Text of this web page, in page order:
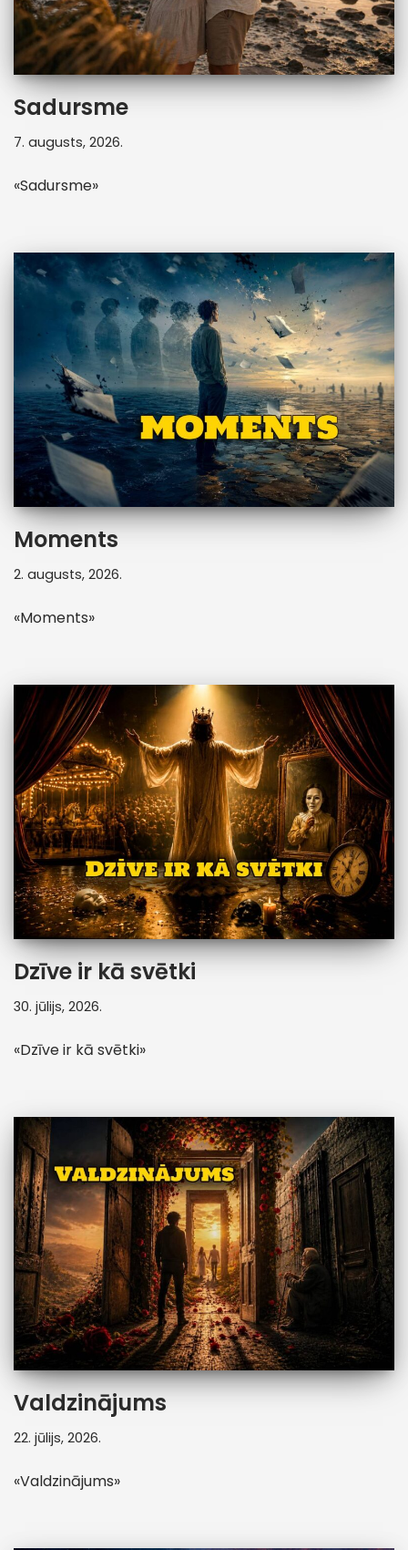
Sadursme
7. augusts, 2026.
«Sadursme»
Moments
2. augusts, 2026.
«Moments»
Dzīve ir kā svētki
30. jūlijs, 2026.
«Dzīve ir kā svētki»
Valdzinājums
22. jūlijs, 2026.
«Valdzinājums»